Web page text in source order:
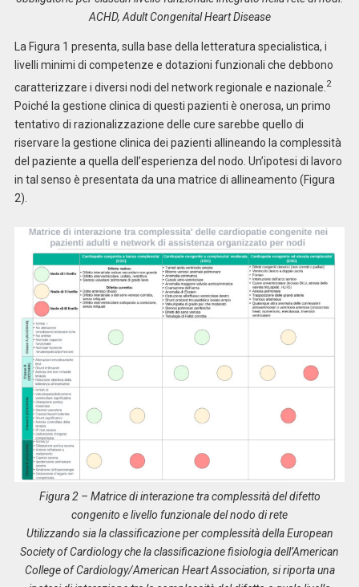
ACHD, Adult Congenital Heart Disease
La Figura 1 presenta, sulla base della letteratura specialistica, i
livelli minimi di competenze e dotazioni funzionali che debbono
caratterizzare i diversi nodi del network regionale e nazionale. 2
Poiché la gestione clinica di questi pazienti è onerosa, un primo
tentativo di razionalizzazione delle cure sarebbe quello di
riservare la gestione clinica dei pazienti allineando la complessità
del paziente a quella dell’esperienza del nodo. Un’ipotesi di lavoro
in tal senso è presentata da una matrice di allineamento (Figura
2).
Figura 2 – Matrice di interazione tra complessità del difetto
congenito e livello funzionale del nodo di rete
Utilizzando sia la classificazione per complessità della European
Society of Cardiology che la classificazione fisiologia dell’American
College of Cardiology/American Heart Association, si riporta una